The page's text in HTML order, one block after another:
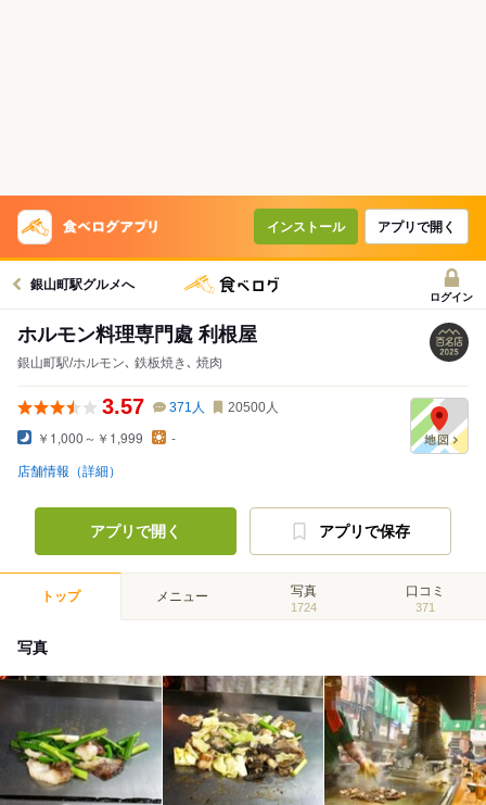
インストール アプリで開く
銀山町駅グルメへ
ログイン
ホルモン料理専門處 利根屋
銀山町駅/ホルモン､ 鉄板焼き､ 焼肉
3.57 371 人 20500人
￥1,000～￥1,999 -
店舗情報（詳細）
アプリで開く アプリで保存
トップ メニュー 写真
1724
口コミ
371
写真